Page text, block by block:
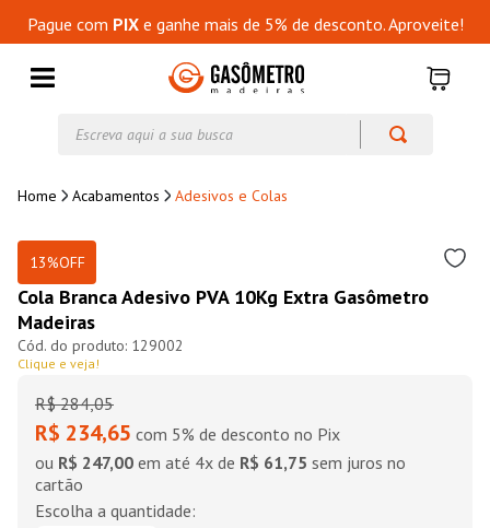
Pague com PIXe ganhe mais de 5% de desconto. Aproveite!
Acabamentos Adesivos e Colas
13%OFF
Cola Branca Adesivo PVA 10Kg Extra Gasômetro
Madeiras
129002
Clique e veja!
R$ 284,05
R$ 234,65 com 5% de desconto no Pix
ou R$ 247,00 em até 4x de R$ 61,75 sem juros no
cartão